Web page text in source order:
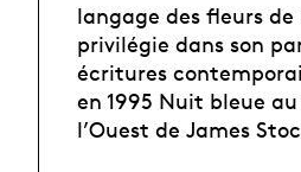
langage des fleurs de
privilégie dans son
écritures
en 1995 Nuit bleue
l’Ouest de James